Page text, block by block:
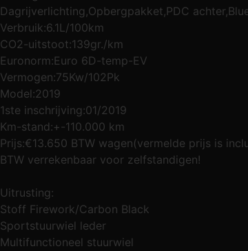
Dagrijverlichting,Opbergpakket,PDC
Verbruik:6.1L/100km
CO2-uitstoot:139gr./km
Euronorm:Euro 6D-temp-EV
Vermogen:75Kw/102Pk
Model:2019
1ste inschrijving:01/2019
Km-stand:+-110.000 km
Prijs:€13.650 BTW wagen(vermelde prijs is
BTW verrekenbaar voor zelfstandigen!
Uitrusting:
Stoff Firework/Carbon Black
Sportstuurwiel leder
Multifunctioneel stuurwiel